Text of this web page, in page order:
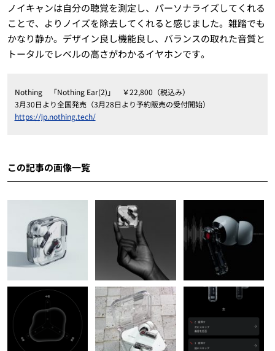
ノイキャンは自分の聴覚を測定し、パーソナライズしてくれる
ことで、よりノイズを除去してくれると感じました。雑踏でも
かなり静か。デザイン良し機能良し、バランスの取れた音質と
トータルでレベルの高さがわかるイヤホンです。
Nothing 「Nothing Ear(2)」 ￥22,800（税込み）
3月30日より全国発売（3月28日より予約販売の受付開始）
https://jp.nothing.tech/
この記事の画像一覧